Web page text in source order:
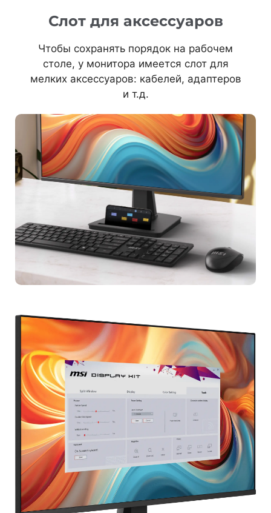
Слот для аксессуаров
Чтобы сохранять порядок на рабочем
столе, у монитора имеется слот для
мелких аксессуаров: кабелей, адаптеров
и т.д.